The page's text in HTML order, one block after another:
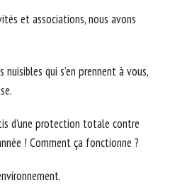
et associations, nous avons
qui s’en prennent à vous,
d’une protection totale contre
! Comment ça fonctionne ?